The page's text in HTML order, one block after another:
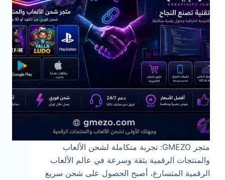
متجر GMEZO: تجربة متكاملة لشحن الألعاب
والمنتجات الرقمية بثقة وسرعة في عالم الألعاب
الرقمية المتسارع، أصبح الحصول على شحن سريع